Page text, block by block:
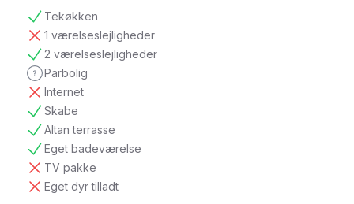
Tekøkken
tilgængelig
1 værelseslejligheder
ikke tilgængelig
2 værelseslejligheder
tilgængelig
Parbolig
ikke oplyst
Internet
ikke tilgængelig
Skabe
tilgængelig
Altan terrasse
tilgængelig
Eget badeværelse
tilgængelig
TV pakke
ikke tilgængelig
Eget dyr tilladt
ikke tilgængelig